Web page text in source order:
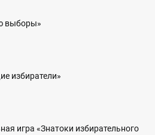
выборы»
избиратели»
игра «Знатоки избирательного